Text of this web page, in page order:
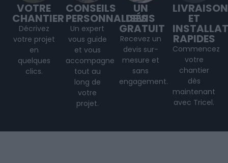
VOTRE
CHANTIER
Décrivez
votre projet
en
quelques
clics.
CONSEILS
PERSONNALISÉS
Un expert
vous guide
et vous
accompagne
tout au
long de
votre
projet.
UN
DEVIS
GRATUIT
Recevez un
devis sur-
mesure et
sans
engagement.
LIVRAISON
ET
RAPIDES
Commencez
votre
chantier
dès
maintenant
avec Tricel.